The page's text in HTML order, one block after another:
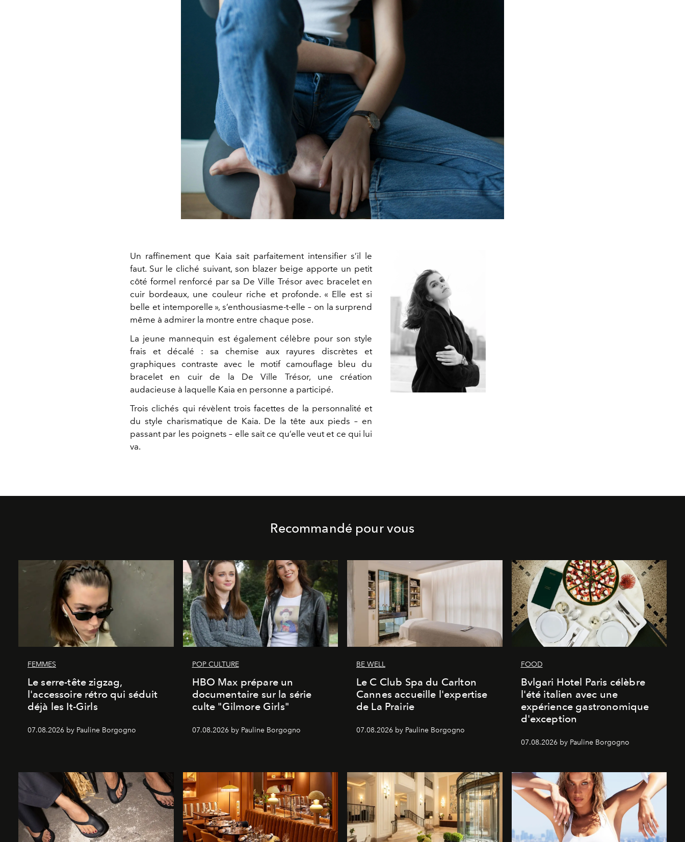
Un raffinement que Kaia sait parfaitement intensifier s’il le
faut. Sur le cliché suivant, son blazer beige apporte un petit
côté formel renforcé par sa De Ville Trésor avec bracelet en
cuir bordeaux, une couleur riche et profonde. « Elle est si
belle et intemporelle », s’enthousiasme-t-elle – on la surprend
même à admirer la montre entre chaque pose.
La jeune mannequin est également célèbre pour son style
frais et décalé : sa chemise aux rayures discrètes et
graphiques contraste avec le motif camouflage bleu du
bracelet en cuir de la De Ville Trésor, une création
audacieuse à laquelle Kaia en personne a participé.
Trois clichés qui révèlent trois facettes de la personnalité et
du style charismatique de Kaia. De la tête aux pieds – en
passant par les poignets – elle sait ce qu’elle veut et ce qui lui
va.
Recommandé pour vous
FEMMES
Le serre-tête zigzag,
l'accessoire rétro qui séduit
déjà les It-Girls
07.08.2026 by Pauline Borgogno
POP CULTURE
HBO Max prépare un
documentaire sur la série
culte "Gilmore Girls"
07.08.2026 by Pauline Borgogno
BE WELL
Le C Club Spa du Carlton
Cannes accueille l'expertise
de La Prairie
07.08.2026 by Pauline Borgogno
FOOD
Bvlgari Hotel Paris célèbre
l'été italien avec une
expérience gastronomique
d'exception
07.08.2026 by Pauline Borgogno